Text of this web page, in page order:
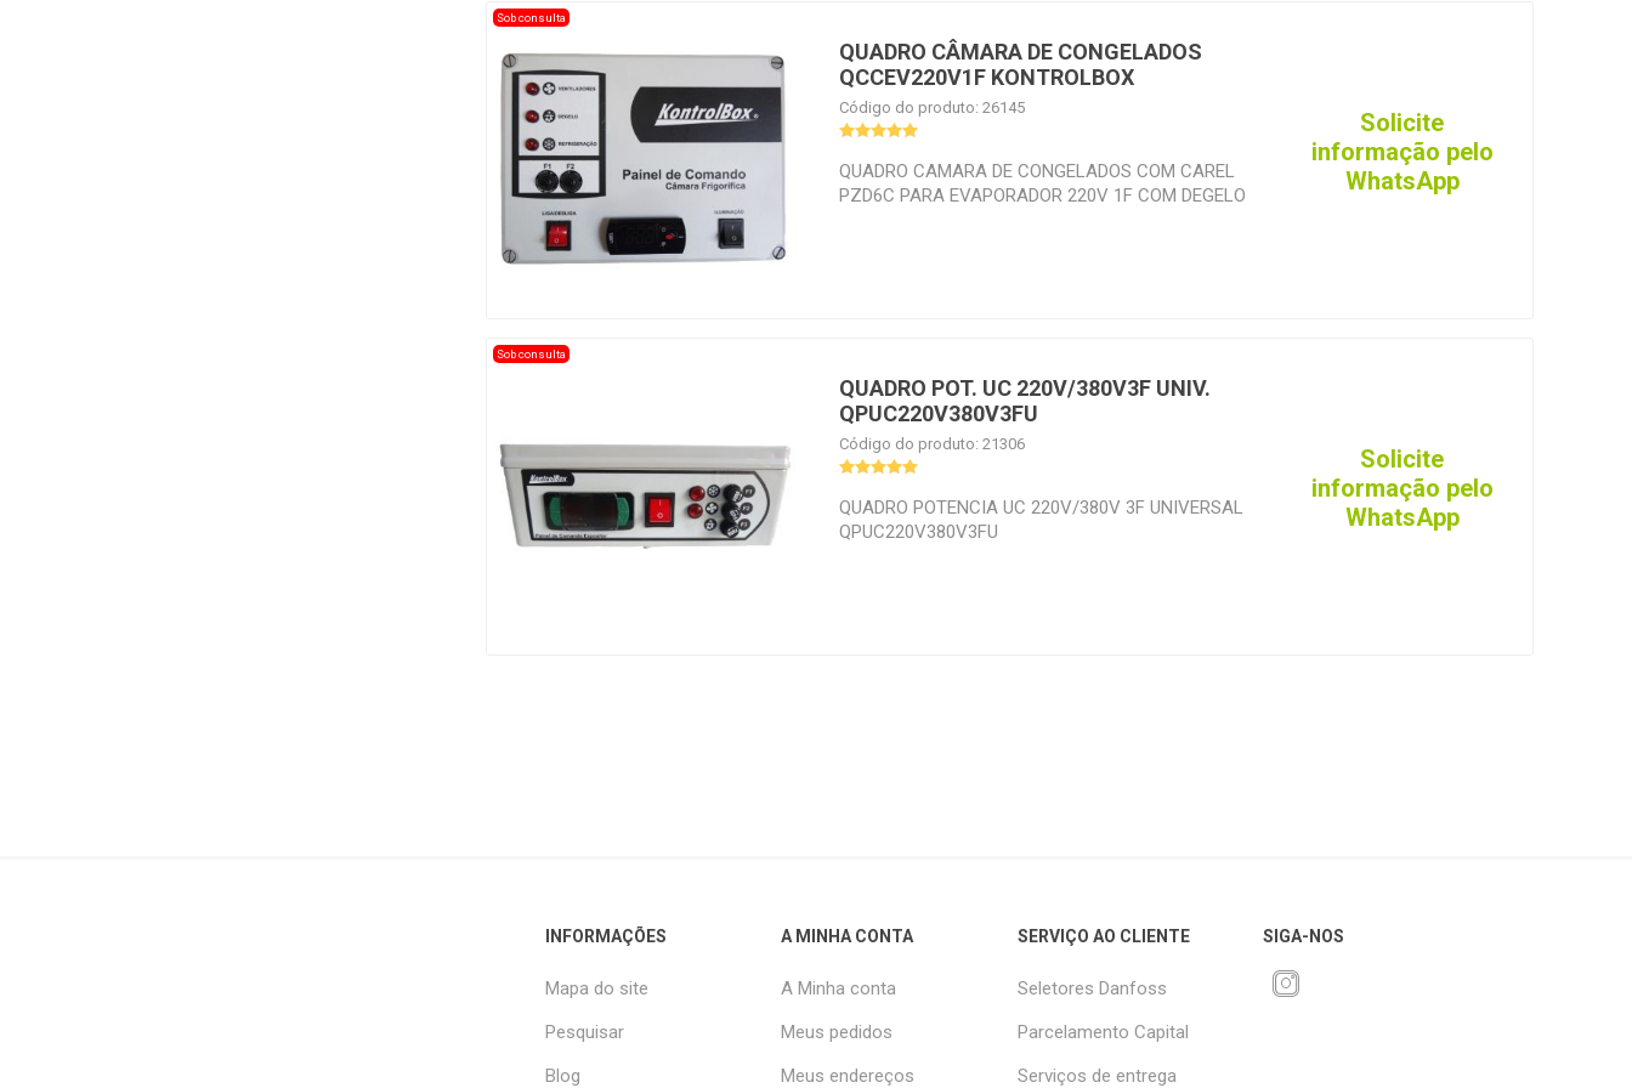
Sob consulta
QUADRO CÂMARA DE CONGELADOS
QCCEV220V1F KONTROLBOX
Código do produto: 26145
QUADRO CAMARA DE CONGELADOS COM CAREL
PZD6C PARA EVAPORADOR 220V 1F COM DEGELO
Solicite
informação pelo
WhatsApp
Sob consulta
QUADRO POT. UC 220V/380V3F UNIV.
QPUC220V380V3FU
Código do produto: 21306
QUADRO POTENCIA UC 220V/380V 3F UNIVERSAL
QPUC220V380V3FU
Solicite
informação pelo
WhatsApp
INFORMAÇÕES
Mapa do site
Pesquisar
Blog
A MINHA CONTA
A Minha conta
Meus pedidos
Meus endereços
SERVIÇO AO CLIENTE
Seletores Danfoss
Parcelamento Capital
Serviços de entrega
SIGA-NOS